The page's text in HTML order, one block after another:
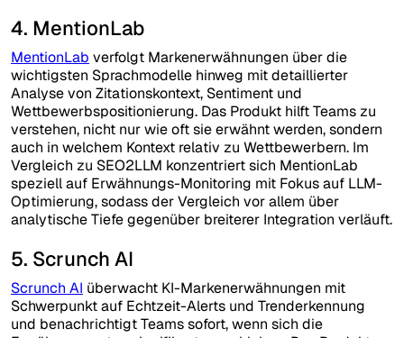
4. MentionLab
MentionLab verfolgt Markenerwähnungen über die
wichtigsten Sprachmodelle hinweg mit detaillierter
Analyse von Zitationskontext, Sentiment und
Wettbewerbspositionierung. Das Produkt hilft Teams zu
verstehen, nicht nur wie oft sie erwähnt werden, sondern
auch in welchem Kontext relativ zu Wettbewerbern. Im
Vergleich zu SEO2LLM konzentriert sich MentionLab
speziell auf Erwähnungs-Monitoring mit Fokus auf LLM-
Optimierung, sodass der Vergleich vor allem über
analytische Tiefe gegenüber breiterer Integration verläuft.
5. Scrunch AI
Scrunch AI überwacht KI-Markenerwähnungen mit
Schwerpunkt auf Echtzeit-Alerts und Trenderkennung
und benachrichtigt Teams sofort, wenn sich die